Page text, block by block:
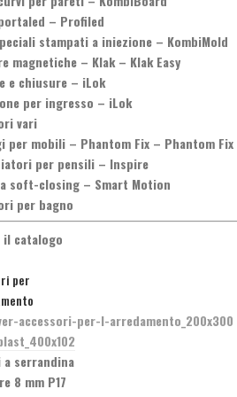
– Profiled
stampati a iniezione – KombiMold
magnetiche – Klak – Klak Easy
e chiusure – iLok
per ingresso – iLok
vari
per mobili – Phantom Fix – Phantom
per pensili – Inspire
soft-closing – Smart Motion
per bagno
il catalogo
per
a serrandina
8 mm P17